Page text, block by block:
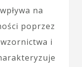
wpływa na
poprzez
i